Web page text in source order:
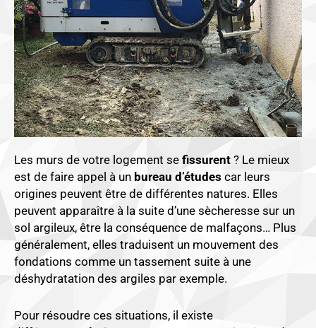
Les murs de votre logement se fissurent ? Le mieux
est de faire appel à un bureau d’études car leurs
origines peuvent être de différentes natures. Elles
peuvent apparaître à la suite d’une sècheresse sur un
sol argileux, être la conséquence de malfaçons… Plus
généralement, elles traduisent un mouvement des
fondations comme un tassement suite à une
déshydratation des argiles par exemple.
Pour résoudre ces situations, il existe